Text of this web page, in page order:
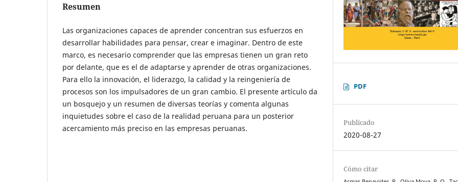
Resumen
Las organizaciones capaces de aprender concentran sus esfuerzos en
desarrollar habilidades para pensar, crear e imaginar. Dentro de este
marco, es necesario comprender que las empresas tienen un gran reto
por delante, que es el de adaptarse y aprender de otras organizaciones.
Para ello la innovación, el liderazgo, la calidad y la reingeniería de
procesos son los impulsadores de un gran cambio. El presente artículo da
un bosquejo y un resumen de diversas teorías y comenta algunas
inquietudes sobre el caso de la realidad peruana para un posterior
acercamiento más preciso en las empresas peruanas.
PDF
Publicado
2020-08-27
Cómo citar